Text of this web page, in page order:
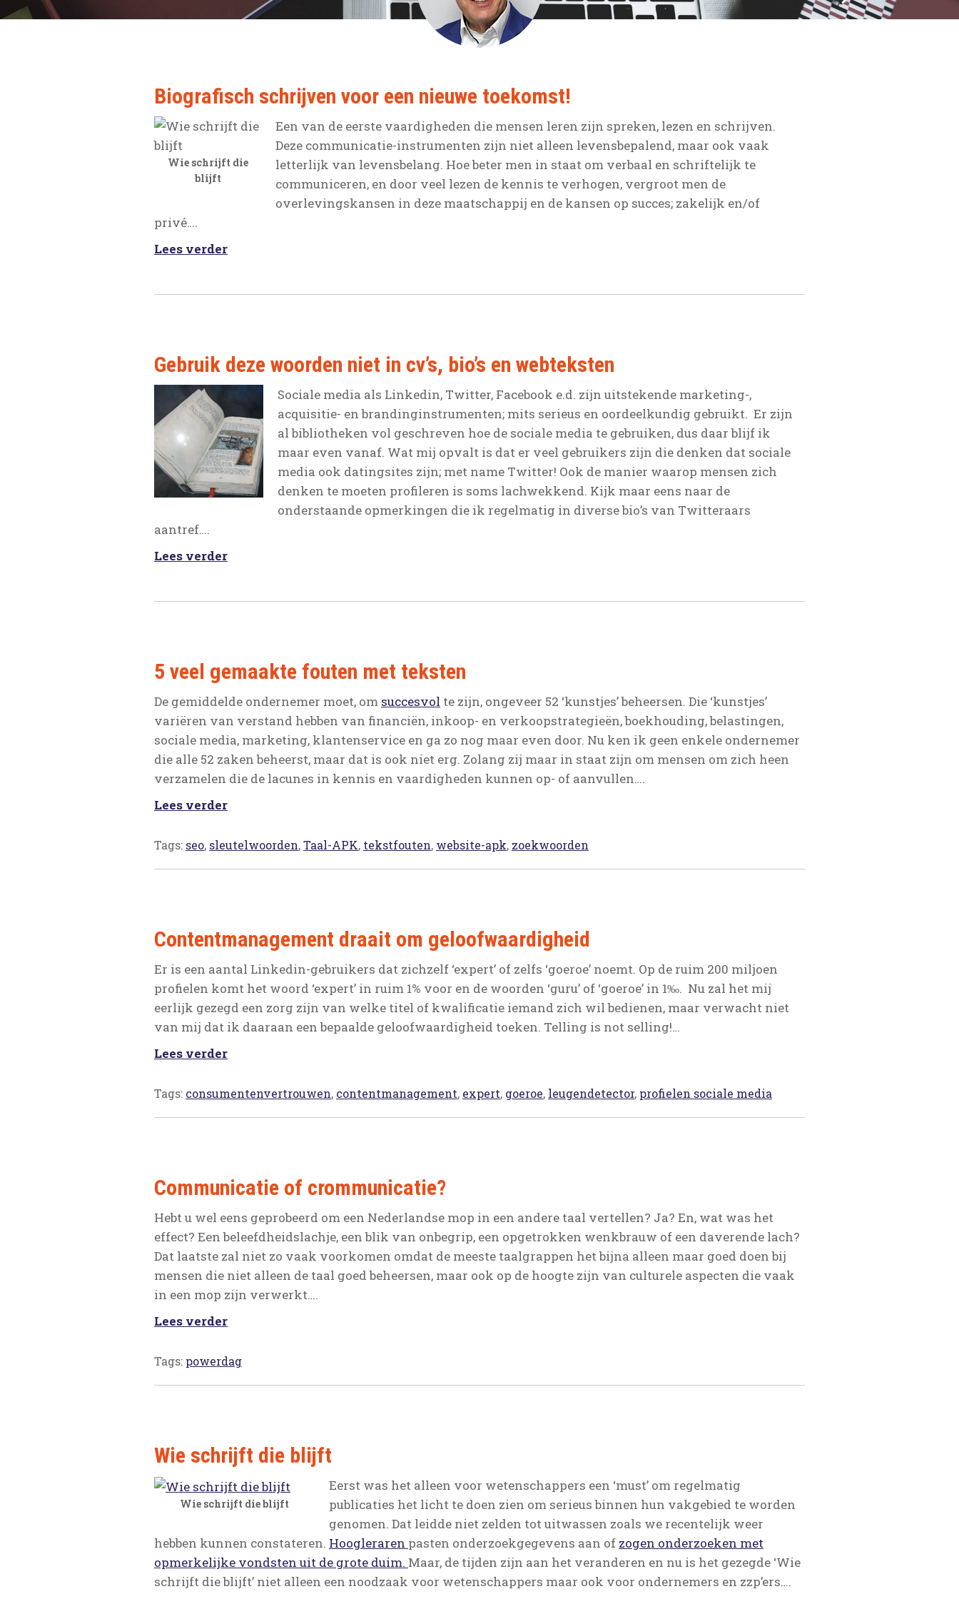
Biografisch schrijven voor een nieuwe toekomst!
Wie schrijft die
blijft
Een van de eerste vaardigheden die mensen leren zijn spreken, lezen en schrijven.
Deze communicatie-instrumenten zijn niet alleen levensbepalend, maar ook vaak
letterlijk van levensbelang. Hoe beter men in staat om verbaal en schriftelijk te
communiceren, en door veel lezen de kennis te verhogen, vergroot men de
overlevingskansen in deze maatschappij en de kansen op succes; zakelijk en/of
privé….
Lees verder
Gebruik deze woorden niet in cv’s, bio’s en webteksten
Sociale media als Linkedin, Twitter, Facebook e.d. zijn uitstekende marketing-,
acquisitie- en brandinginstrumenten; mits serieus en oordeelkundig gebruikt. Er zijn
al bibliotheken vol geschreven hoe de sociale media te gebruiken, dus daar blijf ik
maar even vanaf. Wat mij opvalt is dat er veel gebruikers zijn die denken dat sociale
media ook datingsites zijn; met name Twitter! Ook de manier waarop mensen zich
denken te moeten profileren is soms lachwekkend. Kijk maar eens naar de
onderstaande opmerkingen die ik regelmatig in diverse bio’s van Twitteraars
aantref….
Lees verder
5 veel gemaakte fouten met teksten
De gemiddelde ondernemer moet, om succesvol te zijn, ongeveer 52 ‘kunstjes’ beheersen. Die ‘kunstjes’
variëren van verstand hebben van financiën, inkoop- en verkoopstrategieën, boekhouding, belastingen,
sociale media, marketing, klantenservice en ga zo nog maar even door. Nu ken ik geen enkele ondernemer
die alle 52 zaken beheerst, maar dat is ook niet erg. Zolang zij maar in staat zijn om mensen om zich heen
verzamelen die de lacunes in kennis en vaardigheden kunnen op- of aanvullen….
Lees verder
Tags: seo, sleutelwoorden,Taal-APK, tekstfouten, website-apk, zoekwoorden
Contentmanagement draait om geloofwaardigheid
Er is een aantal Linkedin-gebruikers dat zichzelf ‘expert’ of zelfs ‘goeroe’ noemt. Op de ruim 200 miljoen
profielen komt het woord ‘expert’ in ruim 1% voor en de woorden ‘guru’ of ‘goeroe’ in 1‰. Nu zal het mij
eerlijk gezegd een zorg zijn van welke titel of kwalificatie iemand zich wil bedienen, maar verwacht niet
van mij dat ik daaraan een bepaalde geloofwaardigheid toeken. Telling is not selling!…
Lees verder
Tags: consumentenvertrouwen, contentmanagement, expert, goeroe, leugendetector, profielen sociale media
Communicatie of crommunicatie?
Hebt u wel eens geprobeerd om een Nederlandse mop in een andere taal vertellen? Ja? En, wat was het
effect? Een beleefdheidslachje, een blik van onbegrip, een opgetrokken wenkbrauw of een daverende lach?
Dat laatste zal niet zo vaak voorkomen omdat de meeste taalgrappen het bijna alleen maar goed doen bij
mensen die niet alleen de taal goed beheersen, maar ook op de hoogte zijn van culturele aspecten die vaak
in een mop zijn verwerkt….
Lees verder
Tags: powerdag
Wie schrijft die blijft
Wie schrijft die blijft
Eerst was het alleen voor wetenschappers een ‘must’ om regelmatig
publicaties het licht te doen zien om serieus binnen hun vakgebied te worden
genomen. Dat leidde niet zelden tot uitwassen zoals we recentelijk weer
hebben kunnen constateren. Hoogleraren pasten onderzoekgegevens aan of zogen onderzoeken met
opmerkelijke vondsten uit de grote duim. Maar, de tijden zijn aan het veranderen en nu is het gezegde ‘Wie
schrijft die blijft’ niet alleen een noodzaak voor wetenschappers maar ook voor ondernemers en zzp’ers….